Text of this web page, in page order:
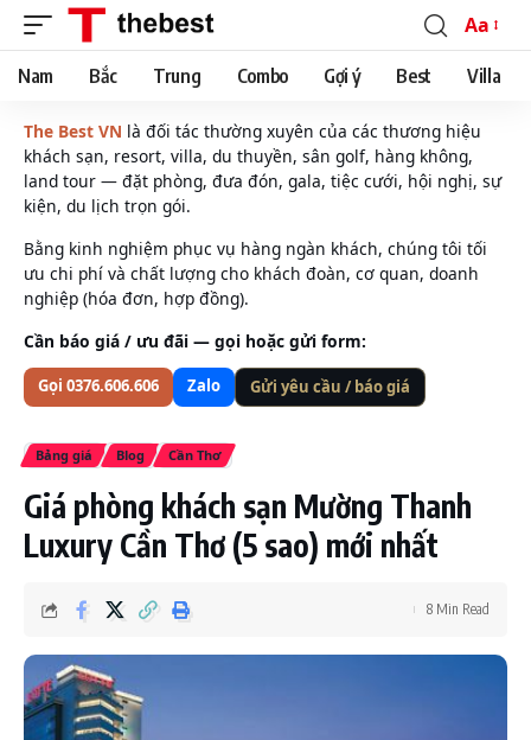
Font
Resizer
Aa
Nam Bắc Trung Combo Gợi ý Best Villa
The Best VN là đối tác thường xuyên của các thương hiệu
khách sạn, resort, villa, du thuyền, sân golf, hàng không,
land tour — đặt phòng, đưa đón, gala, tiệc cưới, hội nghị, sự
kiện, du lịch trọn gói.
Bằng kinh nghiệm phục vụ hàng ngàn khách, chúng tôi tối
ưu chi phí và chất lượng cho khách đoàn, cơ quan, doanh
nghiệp (hóa đơn, hợp đồng).
Cần báo giá / ưu đãi — gọi hoặc gửi form:
Gọi 0376.606.606 Zalo Gửi yêu cầu / báo giá
Bảng giá Blog Cần Thơ
Giá phòng khách sạn Mường Thanh
Luxury Cần Thơ (5 sao) mới nhất
8 Min Read